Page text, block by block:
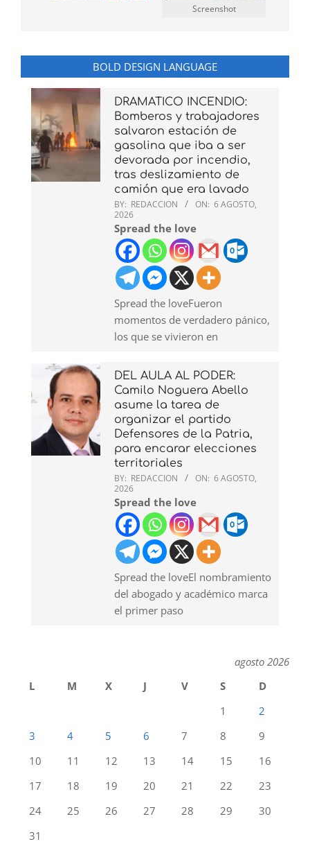
Screenshot
BOLD DESIGN LANGUAGE
DRAMATICO INCENDIO:
Bomberos y trabajadores
salvaron estación de
gasolina que iba a ser
devorada por incendio,
tras deslizamiento de
camión que era lavado
BY: REDACCION ON: 6 AGOSTO,
2026
Spread the love
Spread the loveFueron
momentos de verdadero pánico,
los que se vivieron en
DEL AULA AL PODER:
Camilo Noguera Abello
asume la tarea de
organizar el partido
Defensores de la Patria,
para encarar elecciones
territoriales
BY: REDACCION ON: 6 AGOSTO,
2026
Spread the love
Spread the loveEl nombramiento
del abogado y académico marca
el primer paso
agosto 2026
L
M X J V S
D
1
2
3
4 5 6 7 8
9
10
11 12 13 14 15
16
17
18 19 20 21 22
23
24
25 26 27 28 29
30
31